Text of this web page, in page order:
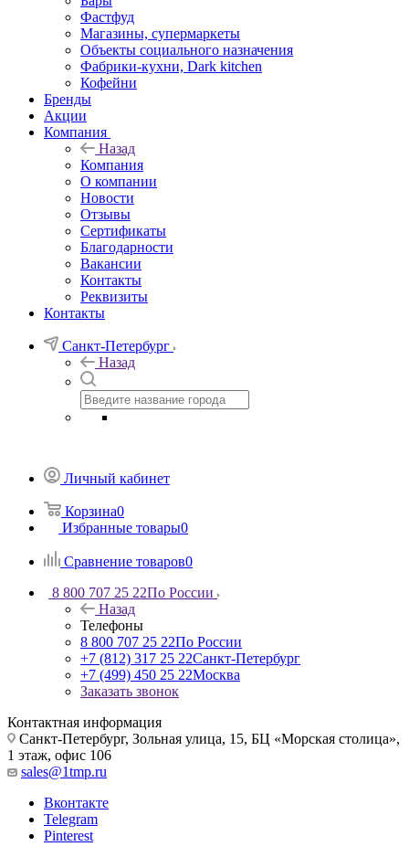
Фастфуд
Магазины, супермаркеты
Объекты социального назначения
Фабрики-кухни, Dark kitchen
Кофейни
Бренды
Акции
Компания
Назад
Компания
О компании
Новости
Отзывы
Сертификаты
Благодарности
Вакансии
Контакты
Реквизиты
Контакты
Санкт-Петербург
Назад
Личный кабинет
Корзина0
Избранные товары0
Сравнение товаров0
8 800 707 25 22По России
Назад
Телефоны
8 800 707 25 22По России
+7 (812) 317 25 22Санкт-Петербург
+7 (499) 450 25 22Москва
Заказать звонок
Контактная информация
Санкт-Петербург, Зольная улица, 15, БЦ «Морская столица»,
1 этаж, офис 106
sales@1tmp.ru
Вконтакте
Telegram
Pinterest